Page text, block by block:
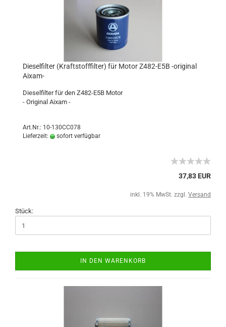
Dieselfilter (Kraftstofffilter) für Motor Z482-E5B -original
Aixam-
Dieselfilter für den Z482-E5B Motor
- Original Aixam -
Art.Nr.: 10-130CC078
Lieferzeit:
sofort verfügbar
37,83 EUR
inkl. 19% MwSt. zzgl. Versand
Stück:
IN DEN WARENKORB